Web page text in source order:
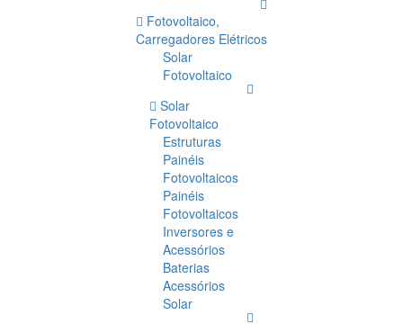
Fotovoltaico,
Carregadores Elétricos
Solar
Fotovoltaico
Solar
Fotovoltaico
Estruturas
Painéis
Fotovoltaicos
Painéis
Fotovoltaicos
Inversores e
Acessórios
Baterias
Acessórios
Solar